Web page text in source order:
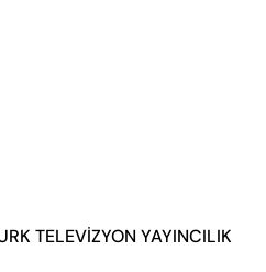
TELEVİZYON YAYINCILIK